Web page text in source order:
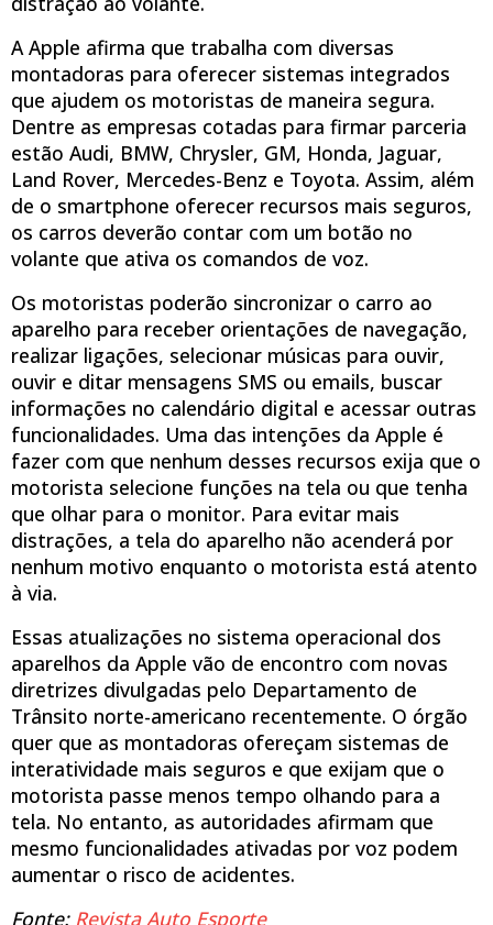
A Apple afirma que trabalha com diversas
montadoras para oferecer sistemas integrados
que ajudem os motoristas de maneira segura.
Dentre as empresas cotadas para firmar parceria
estão Audi, BMW, Chrysler, GM, Honda, Jaguar,
Land Rover, Mercedes-Benz e Toyota. Assim, além
de o smartphone oferecer recursos mais seguros,
os carros deverão contar com um botão no
volante que ativa os comandos de voz.
Os motoristas poderão sincronizar o carro ao
aparelho para receber orientações de navegação,
realizar ligações, selecionar músicas para ouvir,
ouvir e ditar mensagens SMS ou emails, buscar
informações no calendário digital e acessar outras
funcionalidades. Uma das intenções da Apple é
fazer com que nenhum desses recursos exija que o
motorista selecione funções na tela ou que tenha
que olhar para o monitor. Para evitar mais
distrações, a tela do aparelho não acenderá por
nenhum motivo enquanto o motorista está atento
à via.
Essas atualizações no sistema operacional dos
aparelhos da Apple vão de encontro com novas
diretrizes divulgadas pelo Departamento de
Trânsito norte-americano recentemente. O órgão
quer que as montadoras ofereçam sistemas de
interatividade mais seguros e que exijam que o
motorista passe menos tempo olhando para a
tela. No entanto, as autoridades afirmam que
mesmo funcionalidades ativadas por voz podem
aumentar o risco de acidentes.
Fonte: Revista Auto Esporte